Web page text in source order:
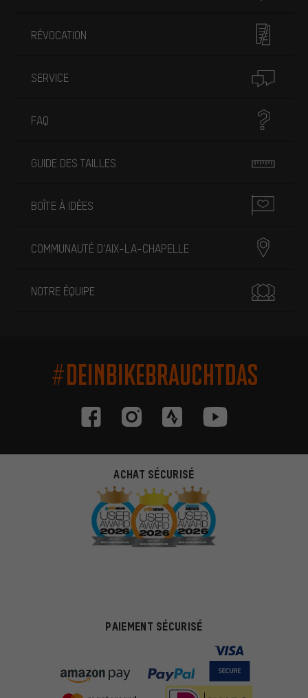
RÉVOCATION
SERVICE
FAQ
GUIDE DES TAILLES
BOÎTE À IDÉES
COMMUNAUTÉ D'AIX-LA-CHAPELLE
NOTRE ÉQUIPE
#DEINBIKEBRAUCHTDAS
ACHAT SÉCURISÉ
PAIEMENT SÉCURISÉ